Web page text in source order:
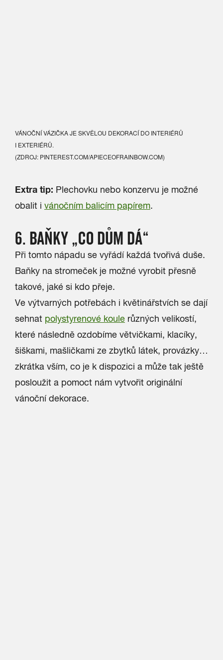
VÁNOČNÍ VÁZIČKA JE SKVĚLOU DEKORACÍ DO INTERIÉRŮ
I EXTERIÉRŮ.
(ZDROJ: PINTEREST.COM/APIECEOFRAINBOW.COM)
Extra tip: Plechovku nebo konzervu je možné
obalit i vánočním balicím papírem.
6. BAŇKY „CO DŮM DÁ“
Při tomto nápadu se vyřádí každá tvořivá duše.
Baňky na stromeček je možné vyrobit přesně
takové, jaké si kdo přeje.
Ve výtvarných potřebách i květinářstvích se dají
sehnat polystyrenové koule různých velikostí,
které následně ozdobíme větvičkami, klacíky,
šiškami, mašličkami ze zbytků látek, provázky…
zkrátka vším, co je k dispozici a může tak ještě
posloužit a pomoct nám vytvořit originální
vánoční dekorace.